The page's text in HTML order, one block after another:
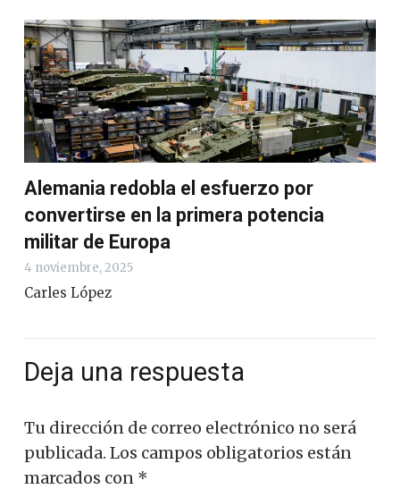
Alemania redobla el esfuerzo por
convertirse en la primera potencia
militar de Europa
4 noviembre, 2025
Carles López
Deja una respuesta
Tu dirección de correo electrónico no será
publicada. Los campos obligatorios están
marcados con *